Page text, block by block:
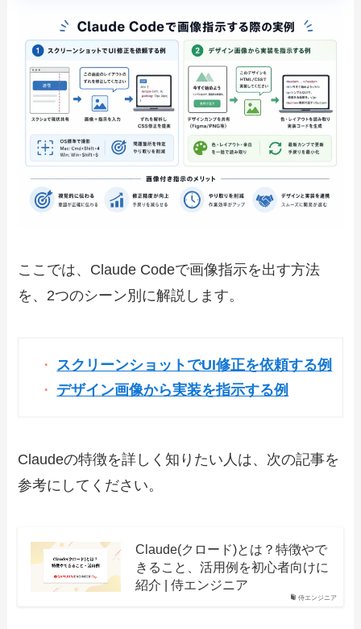
ここでは、Claude Codeで画像指示を出す方法
を、2つのシーン別に解説します。
スクリーンショットでUI修正を依頼する例
デザイン画像から実装を指示する例
Claudeの特徴を詳しく知りたい人は、次の記事を
参考にしてください。
侍エンジニア
Claude(クロード)とは？特徴やで
きること、活用例を初心者向けに
紹介 | 侍エンジニア